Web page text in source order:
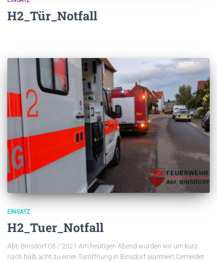
H2_Tür_Notfall
EINSATZ
H2_Tuer_Notfall
Abt. Binsdorf 08 / 2021 Am heutigen Abend wurden wir um kurz
nach halb acht zu einer Türöffnung in Binsdorf alarmiert.Gemeldet